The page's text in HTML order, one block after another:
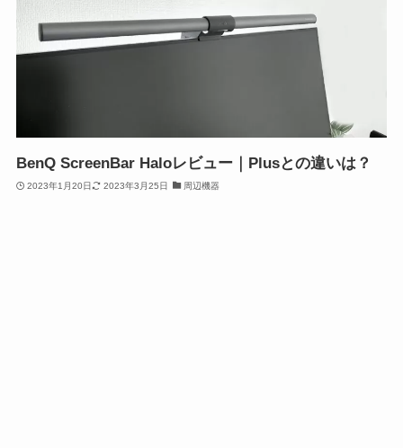
BenQ ScreenBar Haloレビュー｜Plusとの違いは？
2023年1月20日 2023年3月25日 周辺機器